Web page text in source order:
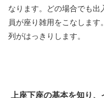
なります。どの場合でも出
員が座り雑用をこなしま
列がはっきりします。
上座下座の基本を知り